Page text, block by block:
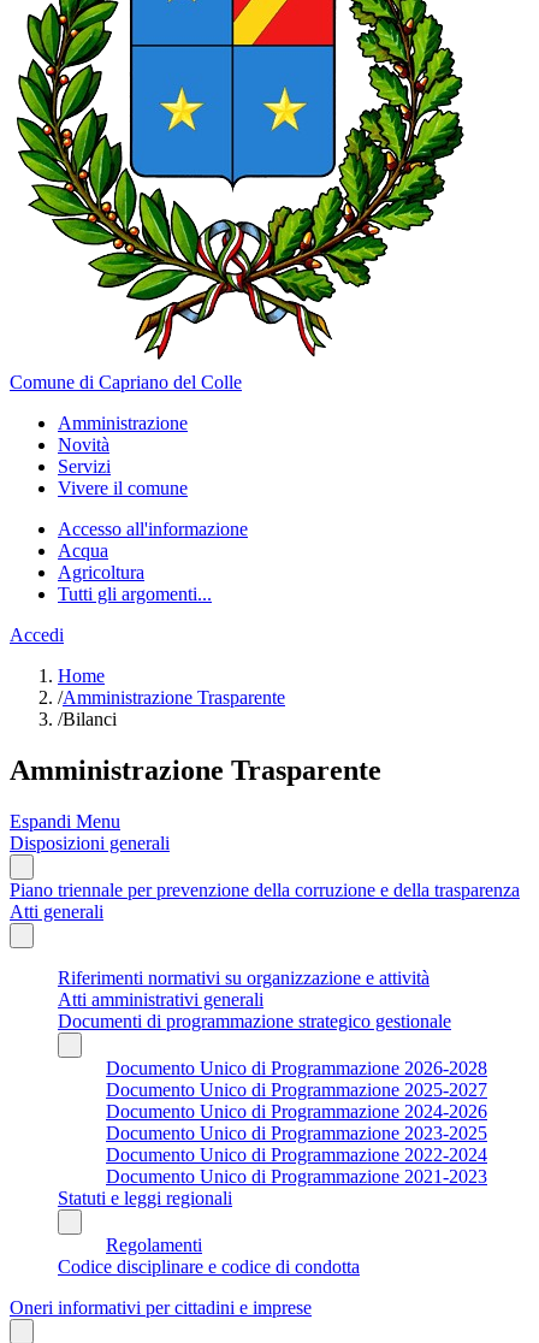
Comune di Capriano del Colle
Amministrazione
Novità
Servizi
Vivere il comune
Accesso all'informazione
Acqua
Agricoltura
Tutti gli argomenti...
Accedi
Home
/Amministrazione Trasparente
/Bilanci
Amministrazione Trasparente
Espandi Menu
Disposizioni generali
Piano triennale per prevenzione della corruzione e della trasparenza
Atti generali
Riferimenti normativi su organizzazione e attività
Atti amministrativi generali
Documenti di programmazione strategico gestionale
Documento Unico di Programmazione 2026-2028
Documento Unico di Programmazione 2025-2027
Documento Unico di Programmazione 2024-2026
Documento Unico di Programmazione 2023-2025
Documento Unico di Programmazione 2022-2024
Documento Unico di Programmazione 2021-2023
Statuti e leggi regionali
Regolamenti
Codice disciplinare e codice di condotta
Oneri informativi per cittadini e imprese